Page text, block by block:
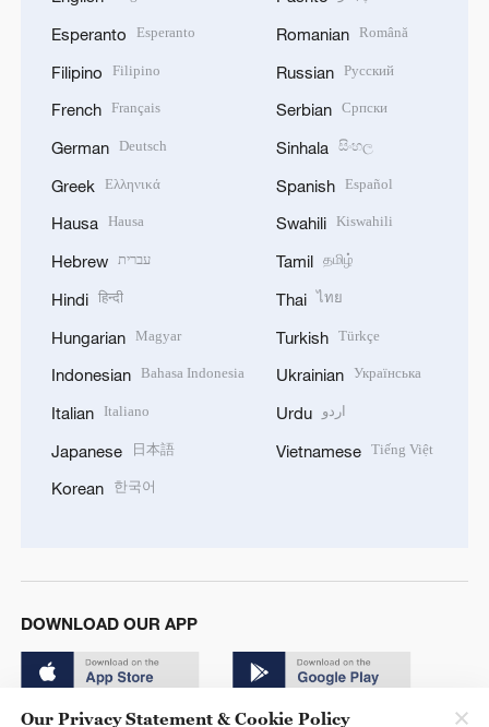
Esperanto Esperanto
Filipino Filipino
French Français
German Deutsch
Greek Ελληνικά
Hausa Hausa
Hebrew עברית
Hindi हिन्दी
Hungarian Magyar
Indonesian Bahasa Indonesia
Italian Italiano
Japanese 日本語
Korean 한국어
Romanian Română
Russian Русский
Serbian Српски
Sinhala සිංහල
Spanish Español
Swahili Kiswahili
Tamil தமிழ்
Thai ไทย
Turkish Türkçe
Ukrainian Українська
Urdu اردو
Vietnamese Tiếng Việt
DOWNLOAD OUR APP
Our Privacy Statement & Cookie Policy